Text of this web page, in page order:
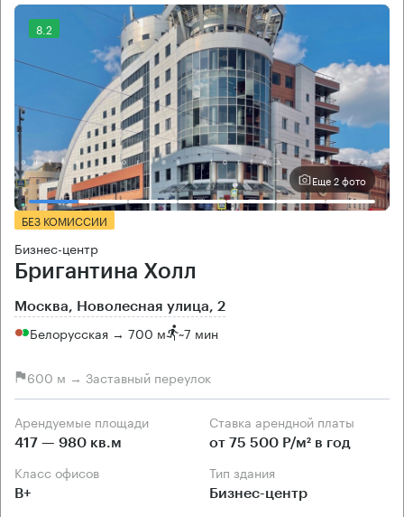
8.2
Еще 2 фото
БЕЗ КОМИССИИ
Бизнес-центр
Бригантина Холл
Москва, Новолесная улица, 2
Белорусская → 700 м ~7 мин
600 м → Заставный переулок
Арендуемые площади
417 — 980 кв.м
Ставка арендной платы
от 75 500 Р/м² в год
Класс офисов
B+
Тип здания
Бизнес-центр